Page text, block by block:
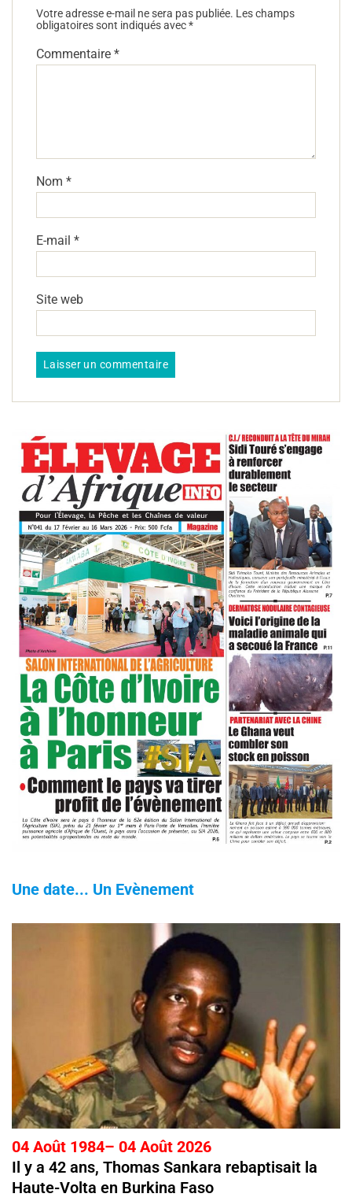
Votre adresse e-mail ne sera pas publiée. Les champs
obligatoires sont indiqués avec*
Commentaire *
Nom *
E-mail *
Site web
Une date... Un Evènement
04 Août 1984– 04 Août 2026
Il y a 42 ans, Thomas Sankara rebaptisait la
Haute-Volta en Burkina Faso